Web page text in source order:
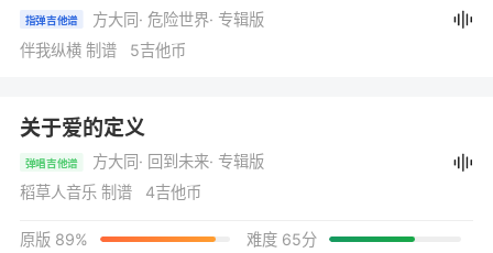
指弹吉他谱 方大同· 危险世界· 专辑版
伴我纵横 制谱 5吉他币
关于爱的定义
弹唱吉他谱 方大同· 回到未来· 专辑版
稻草人音乐 制谱 4吉他币
原版 89% 难度 65分